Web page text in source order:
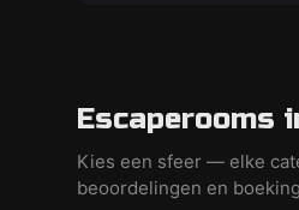
Escaperooms
Kies een sfeer — elke
beoordelingen en